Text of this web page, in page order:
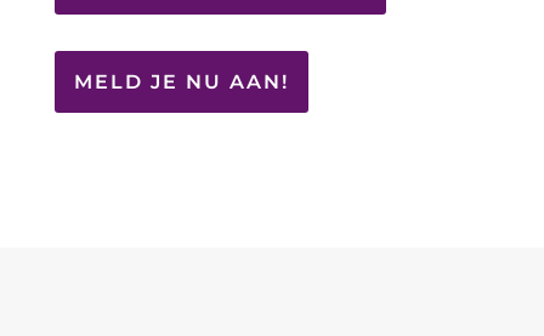
MELD JE NU AAN!